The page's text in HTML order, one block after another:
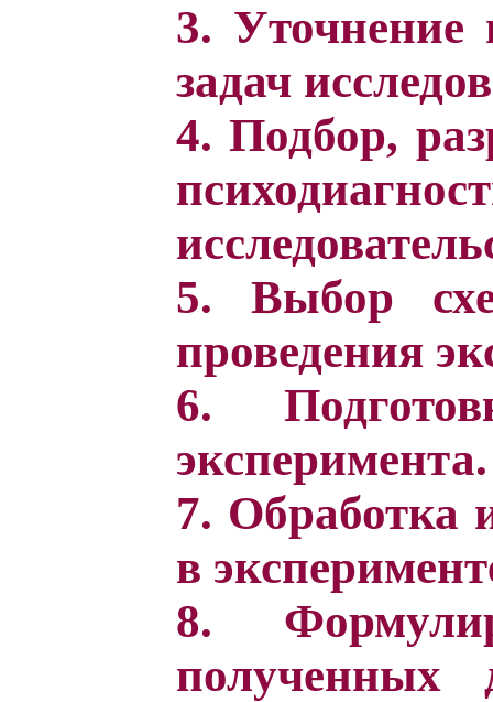
3. Уточнение
задач
4. Подбор,
5. Выбор
проведения
6.
эксперимента.
7. Обработка
в
8.